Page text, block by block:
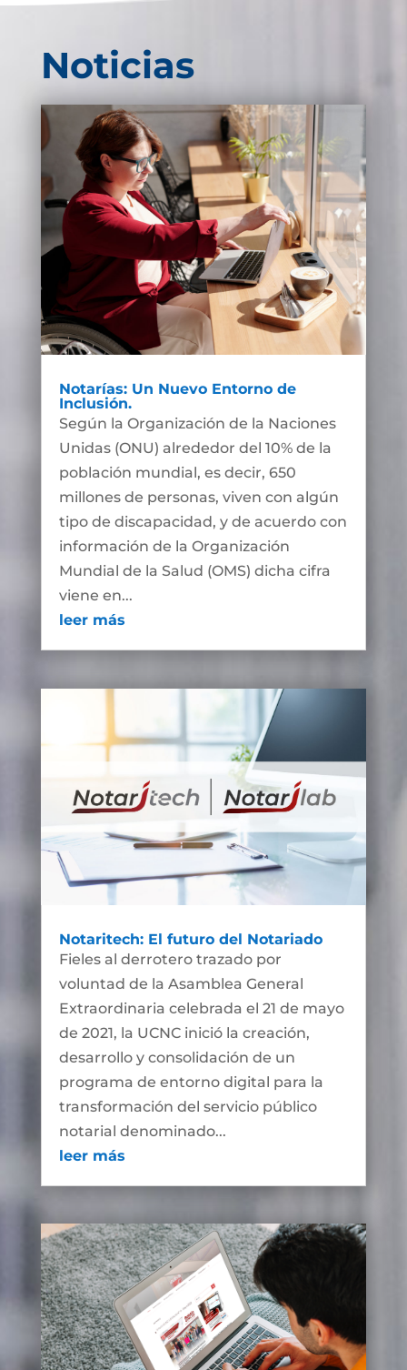
Noticias
Notarías: Un Nuevo Entorno de
Inclusión.
Según la Organización de la Naciones
Unidas (ONU) alrededor del 10% de la
población mundial, es decir, 650
millones de personas, viven con algún
tipo de discapacidad, y de acuerdo con
información de la Organización
Mundial de la Salud (OMS) dicha cifra
viene en...
leer más
Notaritech: El futuro del Notariado
Fieles al derrotero trazado por
voluntad de la Asamblea General
Extraordinaria celebrada el 21 de mayo
de 2021, la UCNC inició la creación,
desarrollo y consolidación de un
programa de entorno digital para la
transformación del servicio público
notarial denominado...
leer más